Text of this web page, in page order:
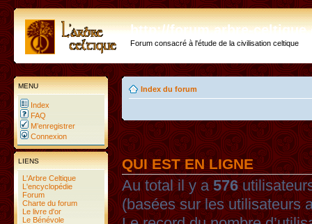
http://forum.arbre-
Forum consacré à l'étude de la civilisation celtique
MENU
Index
FAQ
M’enregistrer
Connexion
LIENS
L'Arbre Celtique
L'encyclopédie
Forum
Charte du forum
Le livre d'or
Le Bénévole
Index du forum
QUI EST EN LIGNE
Au total il y a576
(basées sur les utilisateurs